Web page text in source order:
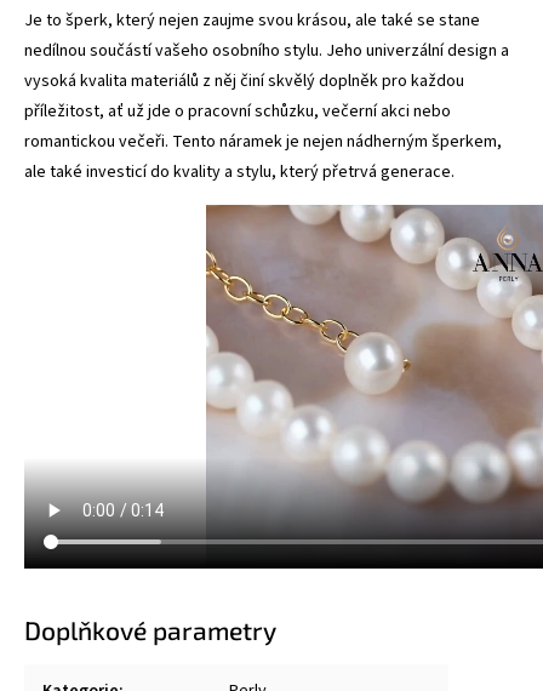
Je to šperk, který nejen zaujme svou krásou, ale také se stane
nedílnou součástí vašeho osobního stylu. Jeho univerzální design a
vysoká kvalita materiálů z něj činí skvělý doplněk pro každou
příležitost, ať už jde o pracovní schůzku, večerní akci nebo
romantickou večeři. Tento náramek je nejen nádherným šperkem,
ale také investicí do kvality a stylu, který přetrvá generace.
Doplňkové parametry